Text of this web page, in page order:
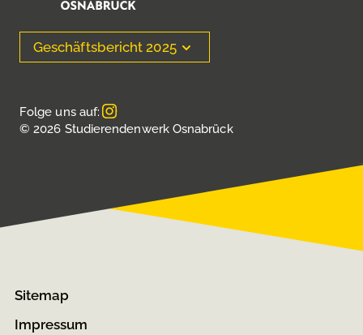
Geschäftsbericht 2025
© 2026 Studierendenwerk Osnabrück
Folge uns auf:
Sitemap
Impressum